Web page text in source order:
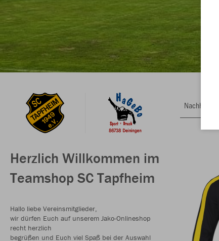
Herzlich Willkommen im
Teamshop SC Tapfheim
Hallo liebe Vereinsmitglieder,
wir dürfen Euch auf unserem Jako-Onlineshop
recht herzlich
begrüßen und Euch viel Spaß bei der Auswahl
Nachhaltig